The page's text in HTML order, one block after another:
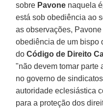
sobre Pavone naquela
está sob obediência ao
as observações,
obediência de um bispo
doCódigo de Direito
"não devem tomar parte
no governo de
autoridade eclesiástica
para a proteção dos